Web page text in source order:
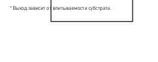
* Выход зависит от впитываемости субстрата.